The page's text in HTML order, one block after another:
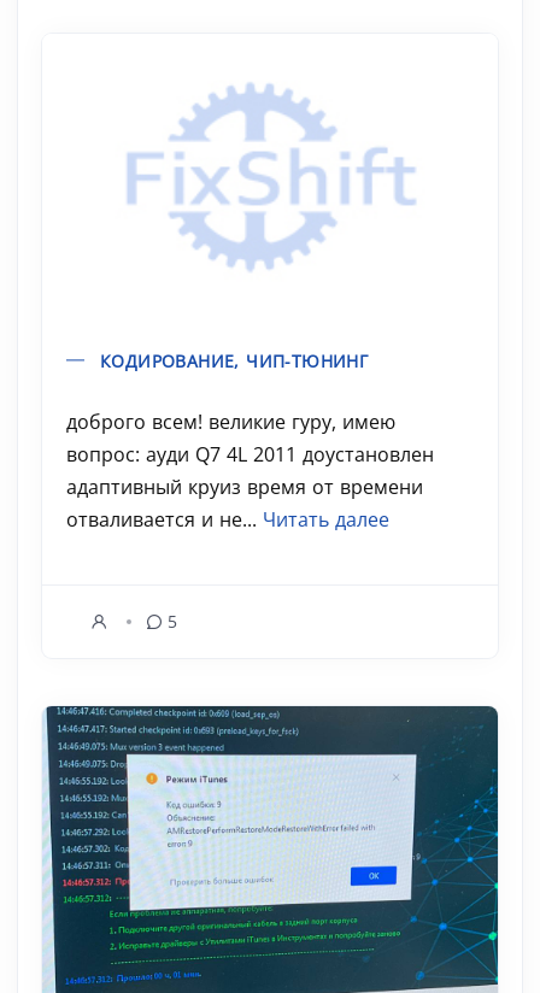
КОДИРОВАНИЕ, ЧИП-ТЮНИНГ
доброго всем! великие гуру, имею
вопрос: ауди Q7 4L 2011 доустановлен
адаптивный круиз время от времени
отваливается и не... Читать далее
5